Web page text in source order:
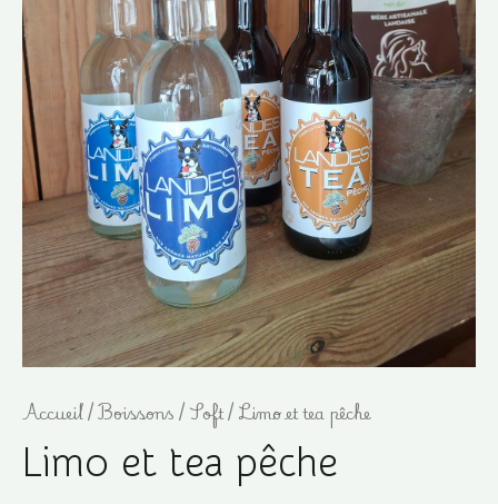
Accueil/Boissons/Soft/ Limo et tea pêche
Limo et tea pêche